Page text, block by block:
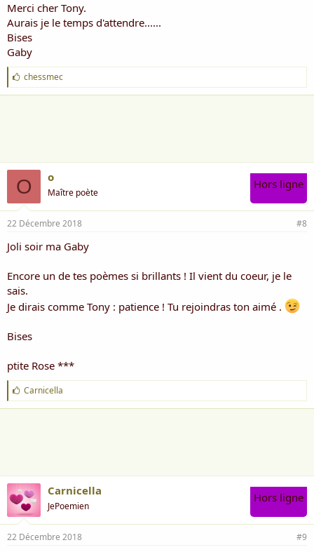
Merci cher Tony.
Aurais je le temps d'attendre......
Bises
Gaby
J
'
a
chessmec
O o
Maître poète
Hors ligne
22 Décembre 2018 #8
Joli soir ma Gaby
Encore un de tes poèmes si brillants ! Il vient du coeur, je le
sais.
Je dirais comme Tony : patience ! Tu rejoindras ton aimé .
Bises
ptite Rose ***
J
'
a
Carnicella
Carnicella
JePoemien
Hors ligne
22 Décembre 2018 #9